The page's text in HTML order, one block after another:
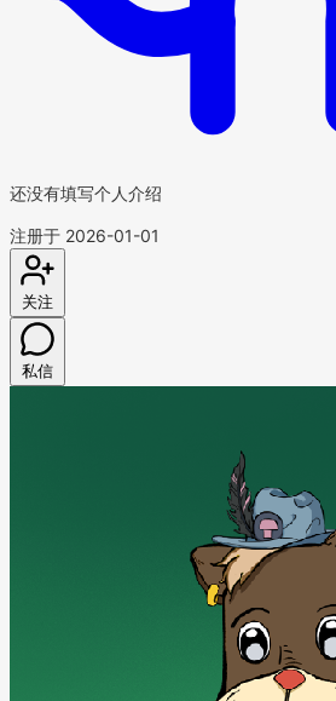
还没有填写个人介绍
注册于 2026-01-01
关注
私信